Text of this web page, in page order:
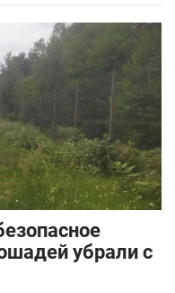
убрали с